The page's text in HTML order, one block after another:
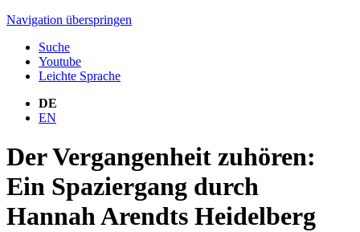
Navigation überspringen
Suche
Youtube
Leichte Sprache
DE
EN
Der Vergangenheit zuhören:
Ein Spaziergang durch
Hannah Arendts Heidelberg